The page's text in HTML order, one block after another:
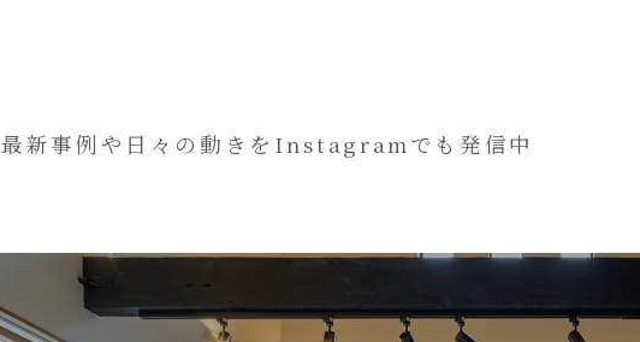
最新事例や日々の動きをInstagramでも発信中